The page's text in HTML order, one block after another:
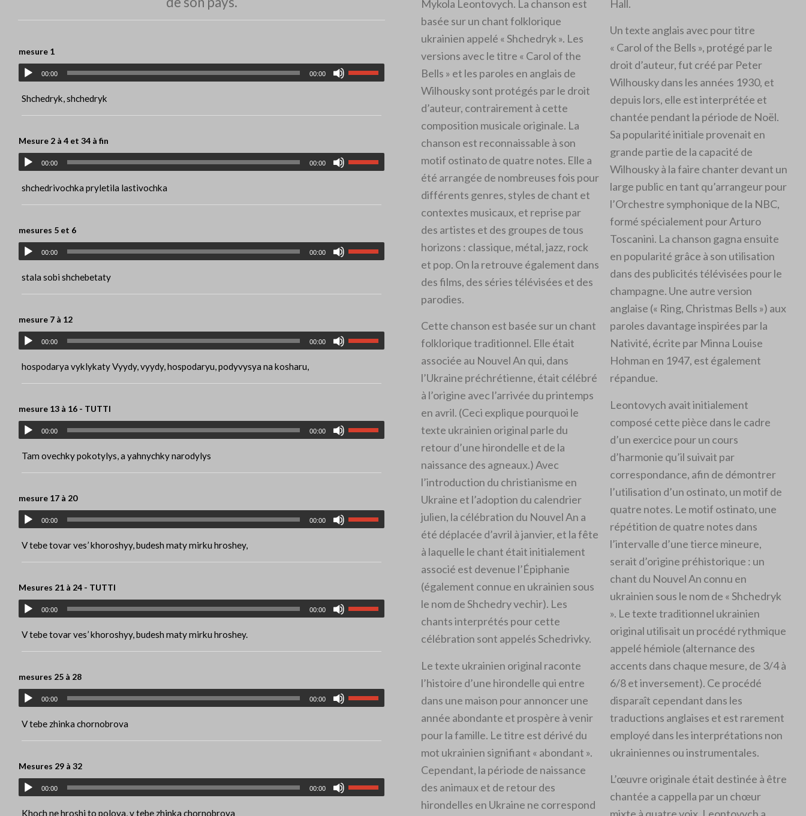
mesure 1
00:00 00:00
Shchedryk, shchedryk
Mesure 2 à 4 et 34 à fin
00:00 00:00
shchedrivochka pryletila lastivochka
mesures 5 et 6
00:00 00:00
stala sobi shchebetaty
mesure 7 à 12
00:00 00:00
hospodarya vyklykaty Vyydy, vyydy, hospodaryu, podyvysya na kosharu,
mesure 13 à 16 - TUTTI
00:00 00:00
Tam ovechky pokotylys, a yahnychky narodylys
mesure 17 à 20
00:00 00:00
V tebe tovar ves’ khoroshyy, budesh maty mirku hroshey,
Mesures 21 à 24 - TUTTI
00:00 00:00
V tebe tovar ves’ khoroshyy, budesh maty mirku hroshey.
mesures 25 à 28
00:00 00:00
V tebe zhinka chornobrova
Mesures 29 à 32
00:00 00:00
Khoch ne hroshi to polova, v tebe zhinka chornobrova
Mykola Leontovych. La chanson est
basée sur un chant folklorique
ukrainien appelé « Shchedryk ». Les
versions avec le titre « Carol of the
Bells » et les paroles en anglais de
Wilhousky sont protégés par le droit
d’auteur, contrairement à cette
composition musicale originale. La
chanson est reconnaissable à son
motif ostinato de quatre notes. Elle a
été arrangée de nombreuses fois pour
différents genres, styles de chant et
contextes musicaux, et reprise par
des artistes et des groupes de tous
horizons : classique, métal, jazz, rock
et pop. On la retrouve également dans
des films, des séries télévisées et des
parodies.
Cette chanson est basée sur un chant
folklorique traditionnel. Elle était
associée au Nouvel An qui, dans
l’Ukraine préchrétienne, était célébré
à l’origine avec l’arrivée du printemps
en avril. (Ceci explique pourquoi le
texte ukrainien original parle du
retour d’une hirondelle et de la
naissance des agneaux.) Avec
l’introduction du christianisme en
Ukraine et l’adoption du calendrier
julien, la célébration du Nouvel An a
été déplacée d’avril à janvier, et la fête
à laquelle le chant était initialement
associé est devenue l’Épiphanie
(également connue en ukrainien sous
le nom de Shchedry vechir). Les
chants interprétés pour cette
célébration sont appelés Schedrivky.
Le texte ukrainien original raconte
l’histoire d’une hirondelle qui entre
dans une maison pour annoncer une
année abondante et prospère à venir
pour la famille. Le titre est dérivé du
mot ukrainien signifiant « abondant ».
Cependant, la période de naissance
des animaux et de retour des
hirondelles en Ukraine ne correspond
Hall.
Un texte anglais avec pour titre
« Carol of the Bells », protégé par le
droit d’auteur, fut créé par Peter
Wilhousky dans les années 1930, et
depuis lors, elle est interprétée et
chantée pendant la période de Noël.
Sa popularité initiale provenait en
grande partie de la capacité de
Wilhousky à la faire chanter devant un
large public en tant qu’arrangeur pour
l’Orchestre symphonique de la NBC,
formé spécialement pour Arturo
Toscanini. La chanson gagna ensuite
en popularité grâce à son utilisation
dans des publicités télévisées pour le
champagne. Une autre version
anglaise (« Ring, Christmas Bells ») aux
paroles davantage inspirées par la
Nativité, écrite par Minna Louise
Hohman en 1947, est également
répandue.
Leontovych avait initialement
composé cette pièce dans le cadre
d’un exercice pour un cours
d’harmonie qu’il suivait par
correspondance, afin de démontrer
l’utilisation d’un ostinato, un motif de
quatre notes. Le motif ostinato, une
répétition de quatre notes dans
l’intervalle d’une tierce mineure,
serait d’origine préhistorique : un
chant du Nouvel An connu en
ukrainien sous le nom de « Shchedryk
». Le texte traditionnel ukrainien
original utilisait un procédé rythmique
appelé hémiole (alternance des
accents dans chaque mesure, de 3/4 à
6/8 et inversement). Ce procédé
disparaît cependant dans les
traductions anglaises et est rarement
employé dans les interprétations non
ukrainiennes ou instrumentales.
L’œuvre originale était destinée à être
chantée a cappella par un chœur